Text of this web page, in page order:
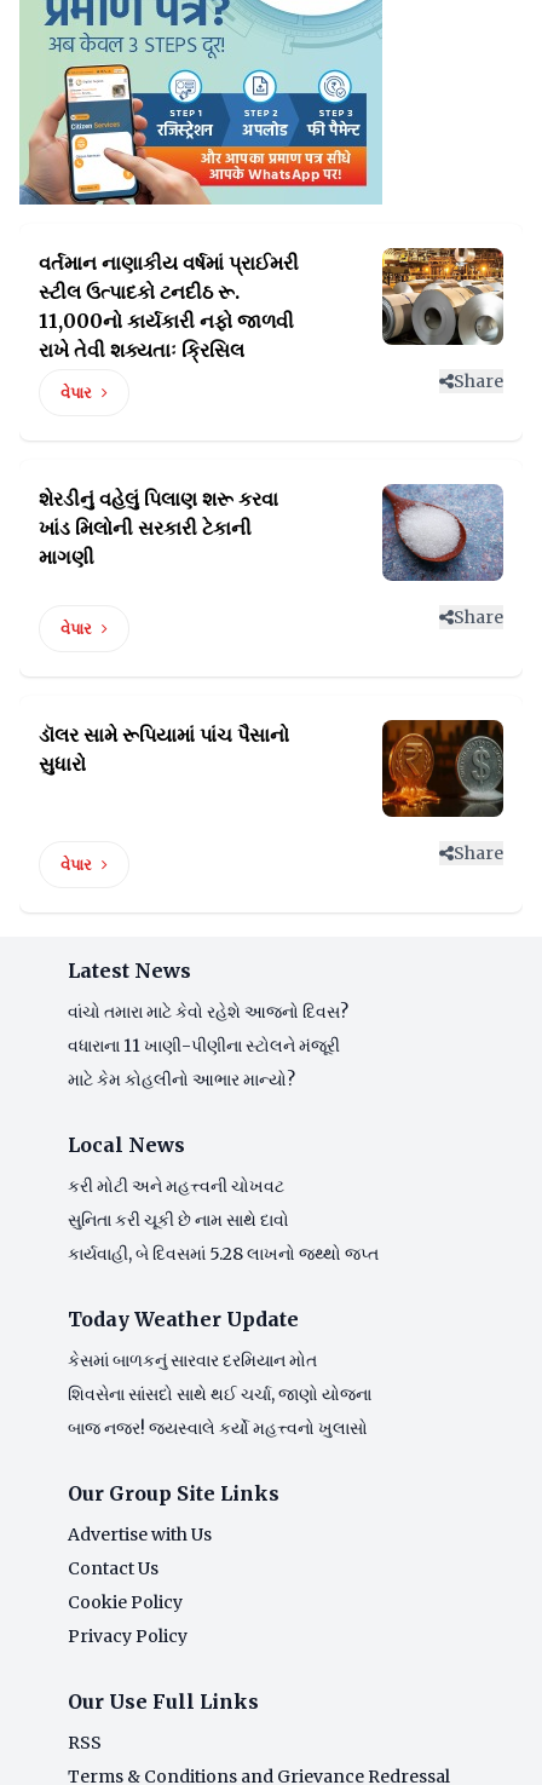
વર્તમાન નાણાકીય વર્ષમાં પ્રાઈમરી
સ્ટીલ ઉત્પાદકો ટનદીઠરૂ.
11,000નો કાર્યકારી નફો જાળવી
રાખે તેવી શક્યતાઃ ક્રિસિલ
વેપાર
Share
શેરડીનું વહેલું પિલાણ શરૂ કરવા
ખાંડ મિલોની સરકારી ટેકાની
માગણી
વેપાર
Share
ડૉલર સામે રૂપિયામાં પાંચ પૈસાનો
સુધારો
વેપાર
Share
Latest News
વાંચો તમારા માટે કેવો રહેશે આજનો દિવસ?
વધારાના 11 ખાણી-પીણીના સ્ટોલને મંજૂરી
માટે કેમ કોહલીનો આભાર માન્યો?
Local News
કરી મોટી અને મહત્ત્વની ચોખવટ
સુનિતા કરી ચૂકી છે નામ સાથે દાવો
કાર્યવાહી, બે દિવસમાં 5.28 લાખનો જથ્થો જપ્ત
Today Weather Update
કેસમાં બાળકનું સારવાર દરમિયાન મોત
શિવસેના સાંસદો સાથે થઈ ચર્ચા, જાણો યોજના
બાજ નજર! જયસ્વાલે કર્યો મહત્ત્વનો ખુલાસો
Our Group Site Links
Advertise with Us
Contact Us
Cookie Policy
Privacy Policy
Our Use Full Links
RSS
Terms & Conditions and Grievance Redressal